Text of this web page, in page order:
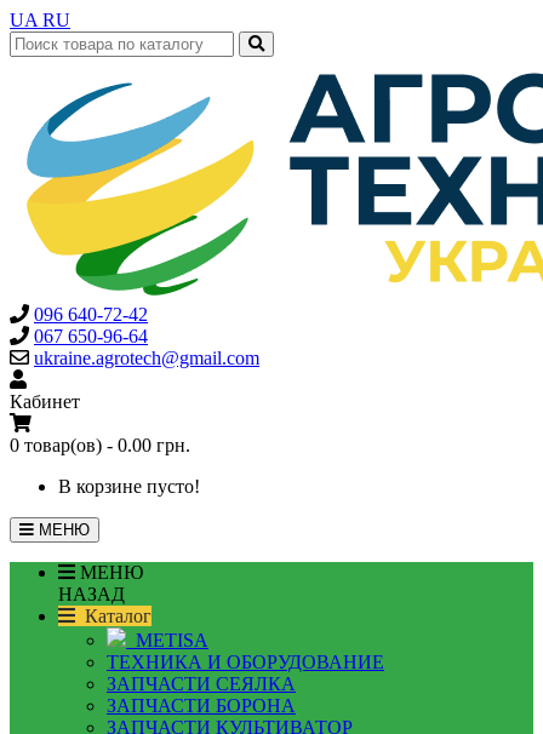
UA RU
096 640-72-42
067 650-96-64
ukraine.agrotech@gmail.com
Кабинет
0 товар(ов) - 0.00 грн.
В корзине пусто!
МЕНЮ
МЕНЮ
НАЗАД
Каталог
METISA
ТЕХНИКА И ОБОРУДОВАНИЕ
ЗАПЧАСТИ СЕЯЛКА
ЗАПЧАСТИ БОРОНА
ЗАПЧАСТИ КУЛЬТИВАТОР